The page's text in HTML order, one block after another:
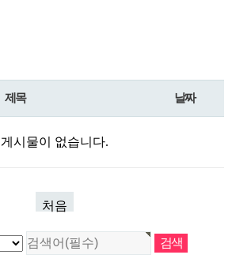
제목 날짜
게시물이 없습니다.
처음